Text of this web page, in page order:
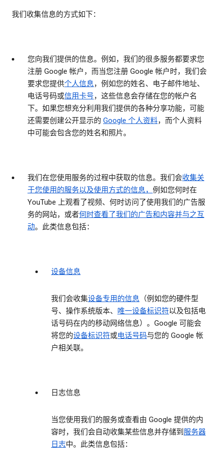
我们收集信息的方式如下：
您向我们提供的信息。 例如，我们的很多服务都要求您
注册 Google 帐户，而当您注册 Google 帐户时，我们会
要求您提供个人信息，例如您的姓名、电子邮件地址、
电话号码或信用卡号，这些信息会存储在您的帐户名
下。如果您想充分利用我们提供的各种分享功能，可能
还需要创建公开显示的 Google 个人资料，而个人资料
中可能会包含您的姓名和照片。
我们在您使用服务的过程中获取的信息。 我们会收集关
于您使用的服务以及使用方式的信息， 例如您何时在
YouTube 上观看了视频、何时访问了使用我们的广告服
务的网站，或者何时查看了我们的广告和内容并与之互
动。此类信息包括：
设备信息
我们会收集设备专用的信息 （例如您的硬件型
号、操作系统版本、 唯一设备标识符以及包括电
话号码在内的移动网络信息）。Google 可能会
将您的设备标识符或电话号码与您的 Google 帐
户相关联。
日志信息
当您使用我们的服务或查看由 Google 提供的内
容时，我们会自动收集某些信息并存储到 服务器
日志中。此类信息包括：